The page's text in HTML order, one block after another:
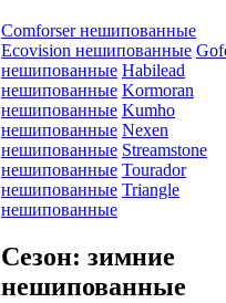
Comforser нешипованные
Ecovision нешипованные
нешипованные Habilead
нешипованные Kormoran
нешипованные Kumho
нешипованные Nexen
нешипованные Streamstone
нешипованные Tourador
нешипованные Triangle
нешипованные
Сезон: зимние
нешипованные